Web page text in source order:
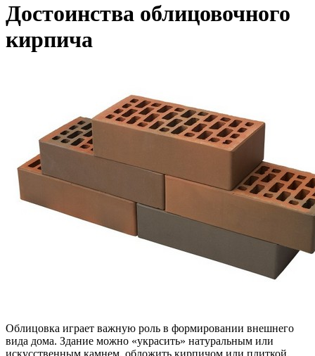
Достоинства облицовочного
кирпича
Облицовка играет важную роль в формировании внешнего
вида дома. Здание можно «украсить» натуральным или
искусственным камнем, обложить кирпичом или плиткой.